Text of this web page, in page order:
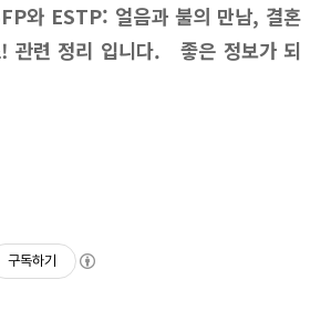
와 ESTP: 얼음과 불의 만남, 결혼
! 관련 정리 입니다. 좋은 정보가 되
구독하기